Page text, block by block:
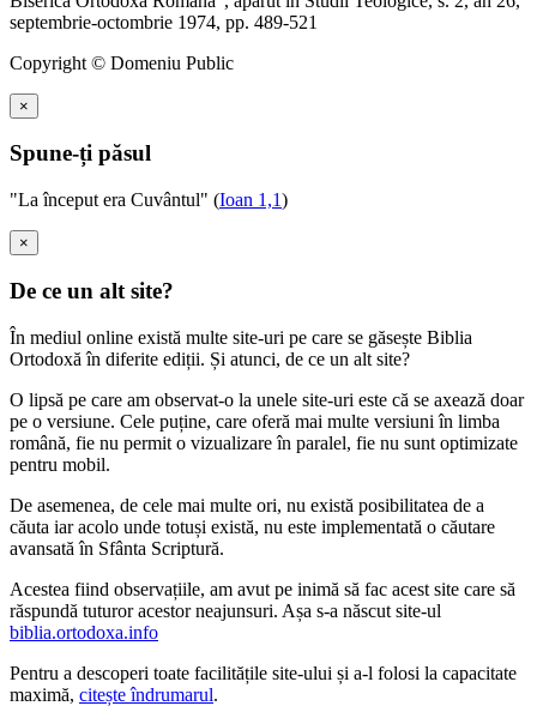
septembrie-octombrie 1974, pp. 489-521
Copyright © Domeniu Public
×
Spune-ți păsul
"La început era Cuvântul" (Ioan 1,1)
×
De ce un alt site?
În mediul online există multe site-uri pe care se găsește Biblia
Ortodoxă în diferite ediții. Și atunci, de ce un alt site?
O lipsă pe care am observat-o la unele site-uri este că se axează doar
pe o versiune. Cele puține, care oferă mai multe versiuni în limba
română, fie nu permit o vizualizare în paralel, fie nu sunt optimizate
pentru mobil.
De asemenea, de cele mai multe ori, nu există posibilitatea de a
căuta iar acolo unde totuși există, nu este implementată o căutare
avansată în Sfânta Scriptură.
Acestea fiind observațiile, am avut pe inimă să fac acest site care să
răspundă tuturor acestor neajunsuri. Așa s-a născut site-ul
biblia.ortodoxa.info
Pentru a descoperi toate facilitățile site-ului și a-l folosi la capacitate
maximă, citește îndrumarul.